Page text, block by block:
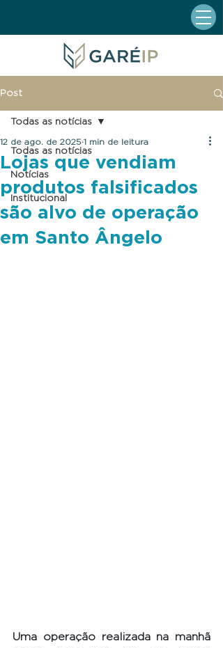
Post
Todas as notícias
Notícias
Institucional
Todas as notícias
Lojas que vendiam
produtos falsificados
são alvo de operação
em Santo Ângelo
12 de ago. de 2025 1 min de leitura
Uma operação realizada na manhã